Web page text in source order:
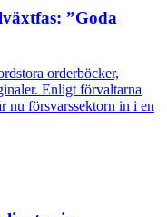
”Goda
orderböcker,
Enligt förvaltarna
nu försvarssektorn in i en